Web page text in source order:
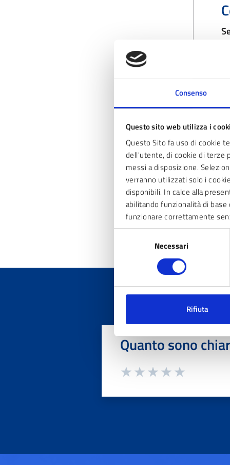
Consenso
Questo sito web utilizza i
Questo Sito fa uso di cookie
dell'utente, di cookie di terze
messi a disposizione.
verranno utilizzati solo i
disponibili. In calce alla
abilitando funzionalità di
funzionare correttamente
Necessari
Rifiuta
Quanto sono